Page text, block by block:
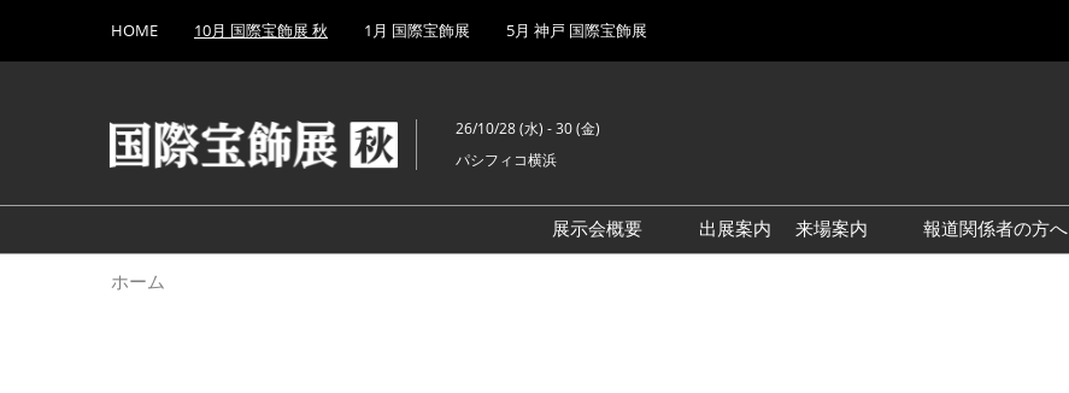
キ
し
て
to
HOME 10月 国際宝飾展 秋 1月 国際宝飾展 5月 神戸 国際宝飾展
26/10/28 (水) - 30 (金)
パシフィコ横浜
展示会概要
出展案内
来場案内
報道関係者の方へ
ホーム